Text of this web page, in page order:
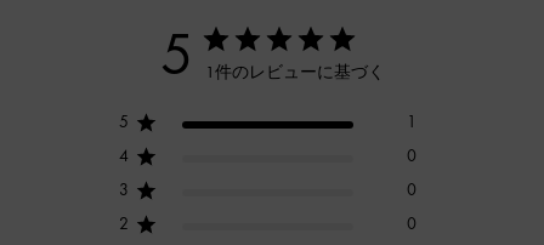
5 1件のレビューに基づく
5
1
4
0
3
0
2
0